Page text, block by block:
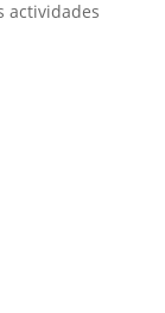
actividades